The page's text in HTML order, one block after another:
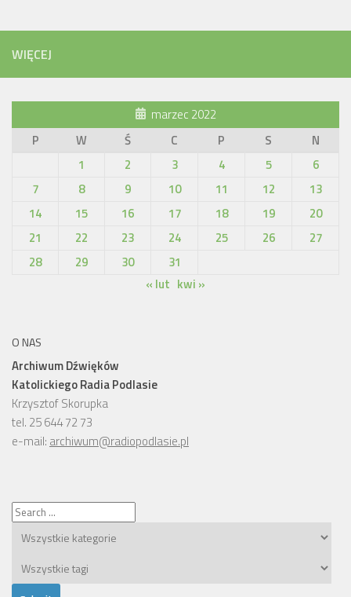
WIĘCEJ
marzec 2022
P
W Ś C P S
N
1
2 3 4 5
6
7
8 9 10 11 12
13
14
15 16 17 18 19
20
21
22 23 24 25 26
27
28
29 30
31
« lut kwi »
O NAS
Archiwum Dźwięków
Katolickiego Radia Podlasie
Krzysztof Skorupka
tel. 25 644 72 73
e-mail: archiwum@radiopodlasie.pl